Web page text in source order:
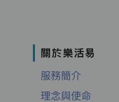
關於樂活易
服務簡介
理念與使命